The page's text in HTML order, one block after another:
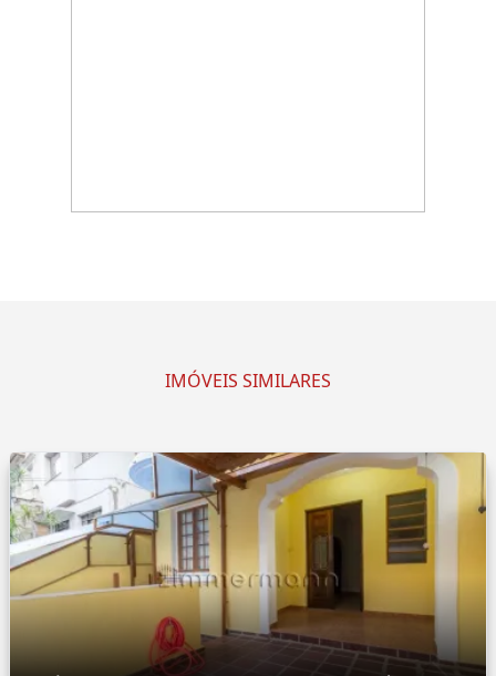
IMÓVEIS SIMILARES